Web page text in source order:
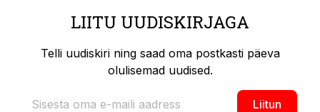
LIITU UUDISKIRJAGA
Telli uudiskiri ning saad oma postkasti päeva
olulisemad uudised.
Liitun